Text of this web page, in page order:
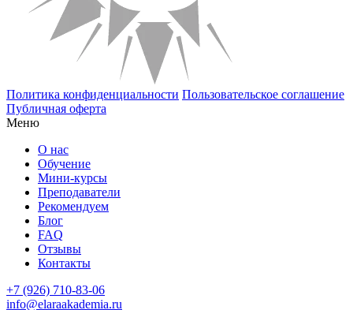
Политика конфиденциальности Пользовательское соглашение
Публичная оферта
Меню
О нас
Обучение
Мини-курсы
Преподаватели
Рекомендуем
Блог
FAQ
Отзывы
Контакты
+7 (926) 710-83-06
info@elaraakademia.ru